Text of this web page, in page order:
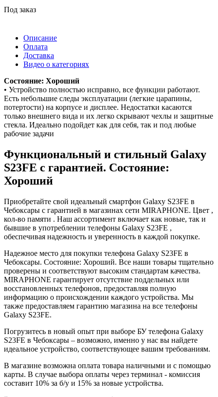
Под заказ
Описание
Оплата
Доставка
Видео о категориях
Состояние: Хороший
• Устройство полностью исправно, все функции работают.
Есть небольшие следы эксплуатации (легкие царапины,
потертости) на корпусе и дисплее. Недостатки касаются
только внешнего вида и их легко скрывают чехлы и защитные
стекла. Идеально подойдет как для себя, так и под любые
рабочие задачи
Функциональный и стильный Galaxy
S23FE с гарантией. Состояние:
Хороший
Приобретайте свой идеальный смартфон Galaxy S23FE в
Чебоксары с гарантией в магазинах сети MIRAPHONE. Цвет ,
кол-во памяти . Наш ассортимент включает как новые, так и
бывшие в употреблении телефоны Galaxy S23FE ,
обеспечивая надежность и уверенность в каждой покупке.
Надежное место для покупки телефона Galaxy S23FE в
Чебоксары. Состояние: Хороший. Все наши товары тщательно
проверены и соответствуют высоким стандартам качества.
MIRAPHONE гарантирует отсутствие поддельных или
восстановленных телефонов, предоставляя полную
информацию о происхождении каждого устройства. Мы
также предоставляем гарантию магазина на все телефоны
Galaxy S23FE.
Погрузитесь в новый опыт при выборе БУ телефона Galaxy
S23FE в Чебоксары – возможно, именно у нас вы найдете
идеальное устройство, соответствующее вашим требованиям.
В магазине возможна оплата товара наличными и с помощью
карты. В случае выбора оплаты через терминал - комиссия
составит 10% за б/у и 15% за новые устройства.